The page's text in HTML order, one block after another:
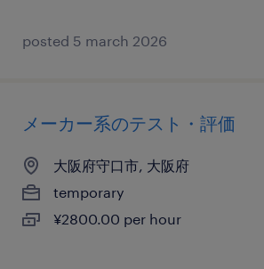
posted 5 march 2026
メーカー系のテスト・評価
大阪府守口市, 大阪府
temporary
¥2800.00 per hour